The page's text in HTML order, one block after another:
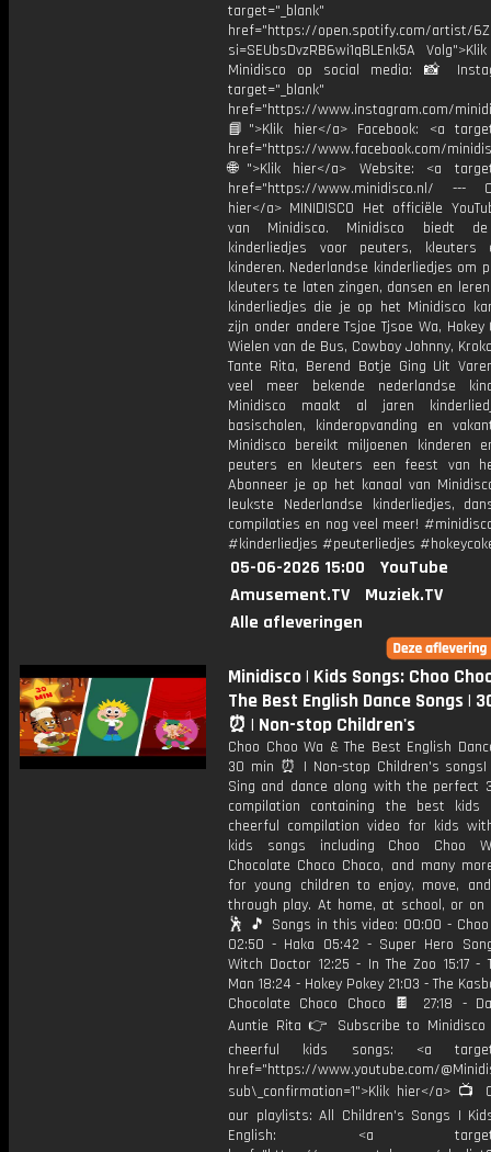
target="_blank"
href="https://open.spotify.com/artist/
si=SEUbsDvzRB6wi1qBLEnk5A
Minidisco op social media: 📸
target="_blank"
href="https://www.instagram.com/
📘">Klik hier</a> Facebook: <a
href="https://www.facebook.com/
🌐">Klik hier</a> Website: <a
href="https://www.minidisco.nl/ ---
hier</a> MINIDISCO Het officiële
van Minidisco. Minidisco biedt
kinderliedjes voor peuters, kleuters
kinderen. Nederlandse kinderliedjes om
kleuters te laten zingen, dansen en
kinderliedjes die je op het Minidisco
zijn onder andere Tsjoe Tjsoe Wa, Hokey
Wielen van de Bus, Cowboy Johnny,
Tante Rita, Berend Botje Ging Uit
veel meer bekende nederlandse
Minidisco maakt al jaren
basischolen, kinderopvanding en
Minidisco bereikt miljoenen kinderen
peuters en kleuters een feest van
Abonneer je op het kanaal van
leukste Nederlandse kinderliedjes,
compilaties en nog veel meer!
#kinderliedjes #peuterliedjes
05-06-2026 15:00
YouTube
Amusement.TV
Muziek.TV
Alle afleveringen
Minidisco | Kids Songs: Choo
The Best English Dance Songs |
⏰ | Non-stop Children's
Choo Choo Wa & The Best English
30 min ⏰ | Non-stop Children's songs|
Sing and dance along with the perfect
compilation containing the best kids
cheerful compilation video for kids
kids songs including Choo Choo
Chocolate Choco Choco, and many
for young children to enjoy, move,
through play. At home, at school, or on
🕺 🎵 Songs in this video: 00:00 - Choo
02:50 - Haka 05:42 - Super Hero
Witch Doctor 12:25 - In The Zoo 15:17 -
Man 18:24 - Hokey Pokey 21:03 - The
Chocolate Choco Choco 🍫 27:18 -
Auntie Rita 👉 Subscribe to
cheerful kids songs: <a
href="https://www.youtube.com/
sub\_confirmation=1">Klik hier</a> 📺
our playlists: All Children's Songs |
English: <a